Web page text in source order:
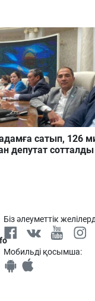
адамға сатып, 126
депутат сотталды
Біз әлеуметтік
Мобильді қосымша: